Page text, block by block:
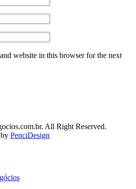
website in this browser for the next
All Right Reserved.
PenciDesign